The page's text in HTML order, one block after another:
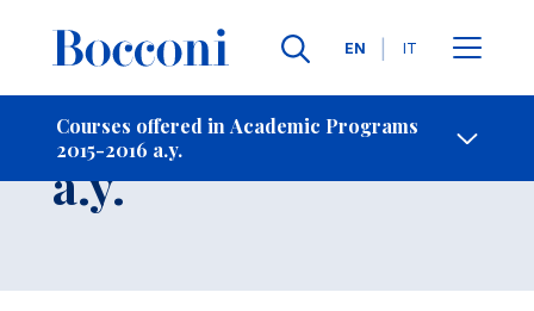
Languages
EN IT
Courses offered in Academic Programs
2015-2016 a.y.
- Contact Us
Course 2015-2016
a.y.